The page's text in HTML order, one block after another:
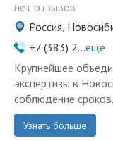
нет отзывов
Россия,
+7 (383) 2...ещё
Крупнейшее
экспертизы в
соблюдение
Узнать больше